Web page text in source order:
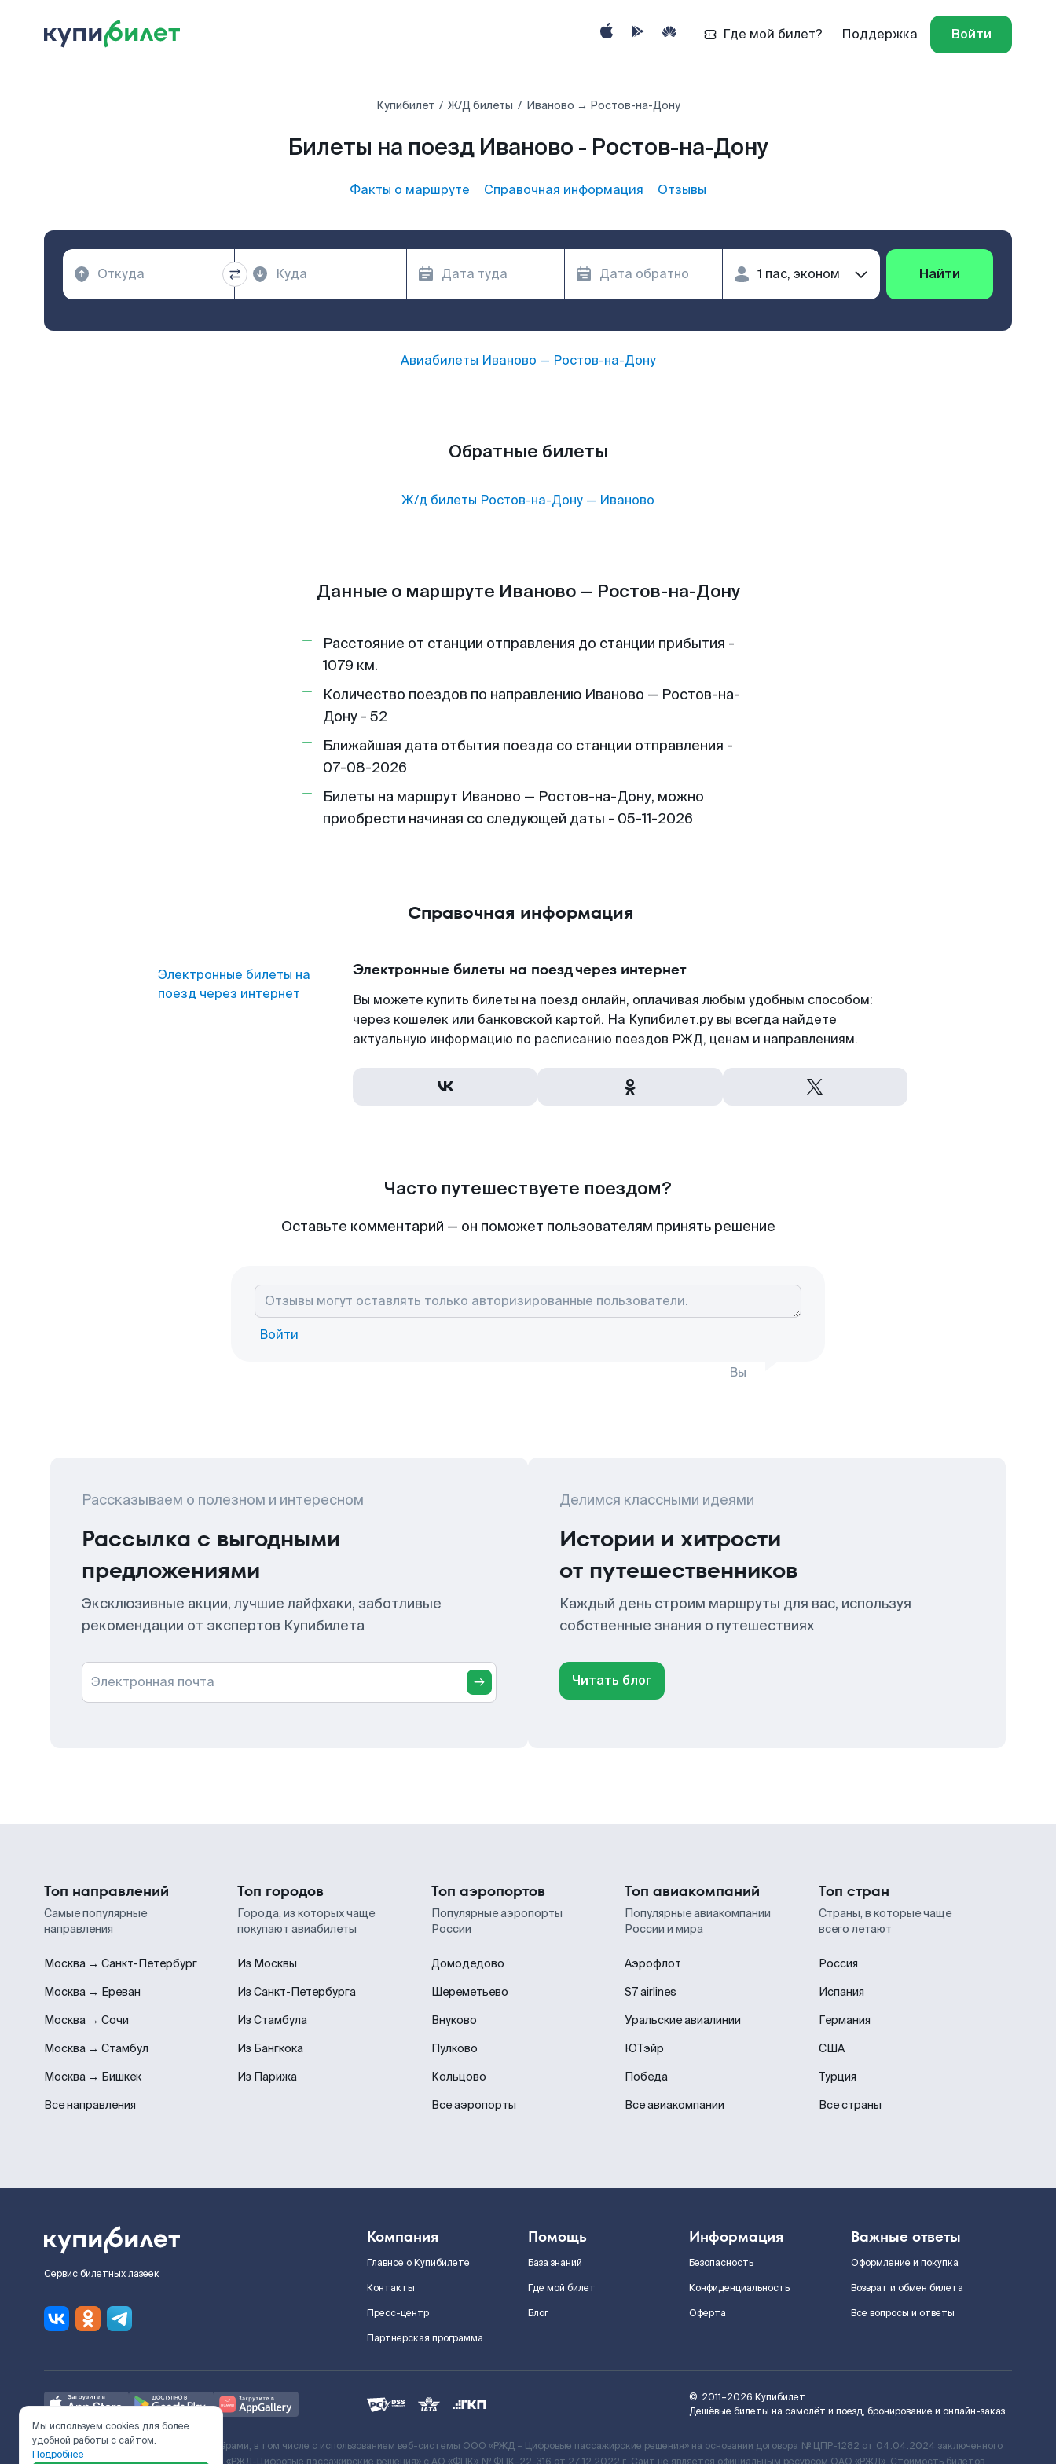
Где мой билет? Поддержка Войти
Купибилет Ж/Д билеты Иваново → Ростов-на-Дону
Билеты на поезд Иваново - Ростов-на-Дону
Факты о маршруте Справочная информация Отзывы
Найти
Авиабилеты Иваново — Ростов-на-Дону
Обратные билеты
Ж/д билеты Ростов-на-Дону — Иваново
Данные о маршруте Иваново — Ростов-на-Дону
Расстояние от станции отправления до станции прибытия -
1079 км.
Количество поездов по направлению Иваново — Ростов-на-
Дону - 52
Ближайшая дата отбытия поезда со станции отправления -
07-08-2026
Билеты на маршрут Иваново — Ростов-на-Дону, можно
приобрести начиная со следующей даты - 05-11-2026
Справочная информация
Электронные билеты на
поезд через интернет
Электронные билеты на поезд через интернет
Вы можете купить билеты на поезд онлайн, оплачивая любым удобным способом:
через кошелек или банковской картой. На Купибилет.ру вы всегда найдете
актуальную информацию по расписанию поездов РЖД, ценам и направлениям.
Часто путешествуете поездом?
Оставьте комментарий — он поможет пользователям принять решение
Войти
Вы
Рассказываем о полезном и интересном
Рассылка с выгодными
предложениями
Эксклюзивные акции, лучшие лайфхаки, заботливые
рекомендации от экспертов Купибилета
Электронная почта
Делимся классными идеями
Истории и хитрости
от путешественников
Каждый день строим маршруты для вас, используя
собственные знания о путешествиях
Читать блог
Топ направлений
Самые популярные
направления
Москва → Санкт-Петербург
Москва → Ереван
Москва → Сочи
Москва → Стамбул
Москва → Бишкек
Все направления
Топ городов
Города, из которых чаще
покупают авиабилеты
Из Москвы
Из Санкт-Петербурга
Из Стамбула
Из Бангкока
Из Парижа
Топ аэропортов
Популярные аэропорты
России
Домодедово
Шереметьево
Внуково
Пулково
Кольцово
Все аэропорты
Топ авиакомпаний
Популярные авиакомпании
России и мира
Аэрофлот
S7 airlines
Уральские авиалинии
ЮТэйр
Победа
Все авиакомпании
Топ стран
Страны, в которые чаще
всего летают
Россия
Испания
Германия
США
Турция
Все страны
Сервис билетных лазеек
Компания
Главное о Купибилете
Контакты
Пресс-центр
Партнерская программа
Помощь
База знаний
Где мой билет
Блог
Информация
Безопасность
Конфиденциальность
Оферта
Важные ответы
Оформление и покупка
Возврат и обмен билета
Все вопросы и ответы
© 2011–2026 Купибилет
Дешёвые билеты на самолёт и поезд, бронирование и онлайн-заказ
Ж/Д билеты предоставляются партнёрами, в том числе с использованием веб-системы ООО «РЖД – Цифровые пассажирские решения» на основании договора № ЦПР-1282 от 04.04.2024 заключенного
Мы используем cookies для более
удобной работы с сайтом.
Подробнее